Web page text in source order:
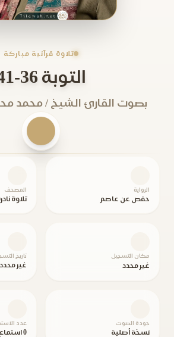
تلاوة قرآنية مباركة
التوبة 36-41
بصوت القارئ الشيخ / محمد
الرواية
حفص عن عاصم
المصحف
تلاوة
مكان التسجيل
غير محدد
تاريخ
غير محدد
جودة الصوت
نسخة أصلية
عدد
0 استماع